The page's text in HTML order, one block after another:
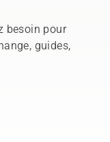
besoin pour
guides,